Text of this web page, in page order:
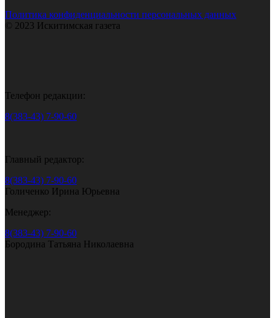
Политика конфиденциальности персональных данных
© 2023 Искитимская газета
Телефон редакции:
8(383-43) 7-90-60
Главный редактор:
8(383-43) 7-90-60
Голиченко Ирина Юрьевна
Менеджер:
8(383-43) 7-90-60
Бородина Татьяна Николаевна